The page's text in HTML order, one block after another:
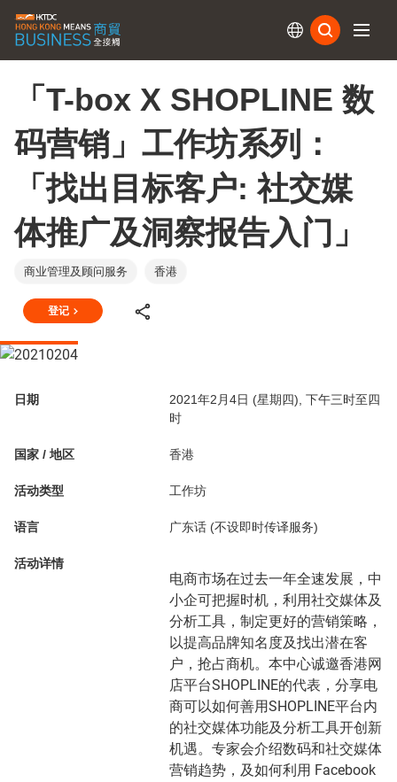
「T-box X SHOPLINE 数
码营销」工作坊系列：
「找出目标客户: 社交媒
体推广及洞察报告入门」
商业管理及顾问服务 香港
登记
日期
2021年2月4日 (星期四), 下午三时至四
时
国家 / 地区 香港
活动类型 工作坊
语言 广东话 (不设即时传译服务)
活动详情
电商市场在过去一年全速发展，中
小企可把握时机，利用社交媒体及
分析工具，制定更好的营销策略，
以提高品牌知名度及找出潜在客
户，抢占商机。本中心诚邀香港网
店平台SHOPLINE的代表，分享电
商可以如何善用SHOPLINE平台内
的社交媒体功能及分析工具开创新
机遇。专家会介绍数码和社交媒体
营销趋势，及如何利用 Facebook